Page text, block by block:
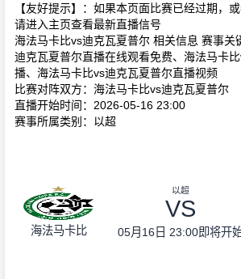
【友好提示】：如果本页面比赛已经过期，
请进入主页查看最新直播信号
海法马卡比vs迪克瓦夏普尔 相关信息 赛事关
迪克瓦夏普尔直播在线观看免费、海法马卡
播、海法马卡比vs迪克瓦夏普尔直播视频
比赛对阵双方：海法马卡比vs迪克瓦夏普尔
直播开始时间：2026-05-16 23:00
赛事所属类别：以超
海法马卡比
以超
VS
05月16日 23:00即将开